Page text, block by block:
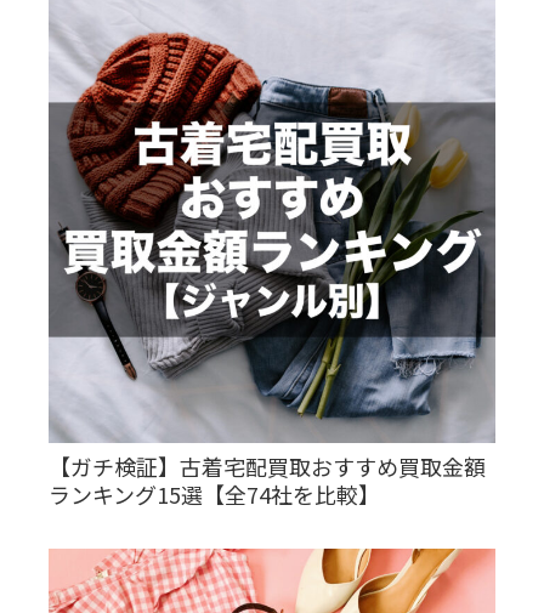
【ガチ検証】古着宅配買取おすすめ買取金額
ランキング15選【全74社を比較】